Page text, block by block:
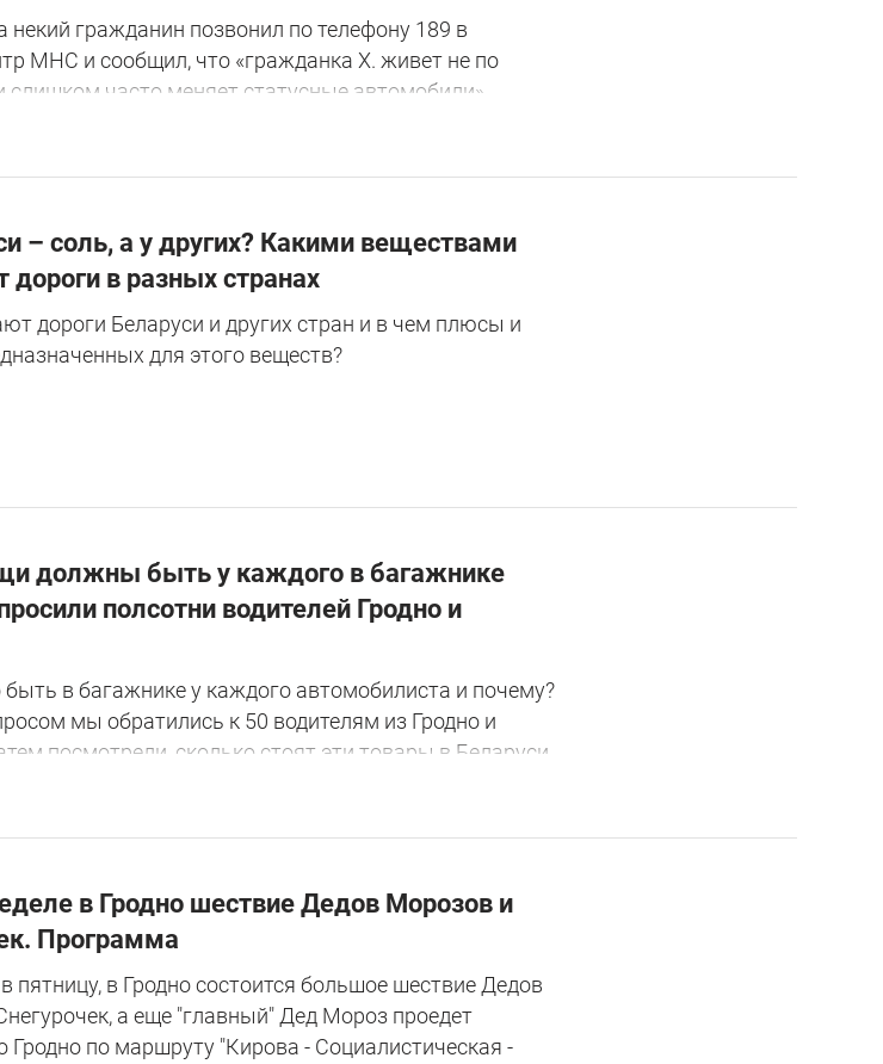
некий гражданин позвонил по телефону 189 в
МНС и сообщил, что «гражданка Х. живет не по
слишком часто меняет статусные автомобили».
– соль, а у других? Какими веществами
в разных странах
дороги Беларуси и других стран и в чем плюсы и
для этого веществ?
должны быть у каждого в багажнике
полсотни водителей Гродно и
в багажнике у каждого автомобилиста и почему?
мы обратились к 50 водителям из Гродно и
посмотрели, сколько стоят эти товары в Беларуси.
в Гродно шествие Дедов Морозов и
Программа
пятницу, в Гродно состоится большое шествие Дедов
а еще "главный" Дед Мороз проедет
Гродно по маршруту "Кирова - Социалистическая -